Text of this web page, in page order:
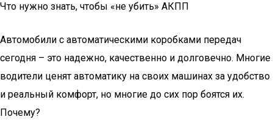
Что нужно знать, чтобы «не убить» АКПП
Автомобили с автоматическими коробками передач
сегодня – это надежно, качественно и долговечно. Многие
водители ценят автоматику на своих машинах за удобство
и реальный комфорт, но многие до сих пор боятся их.
Почему?